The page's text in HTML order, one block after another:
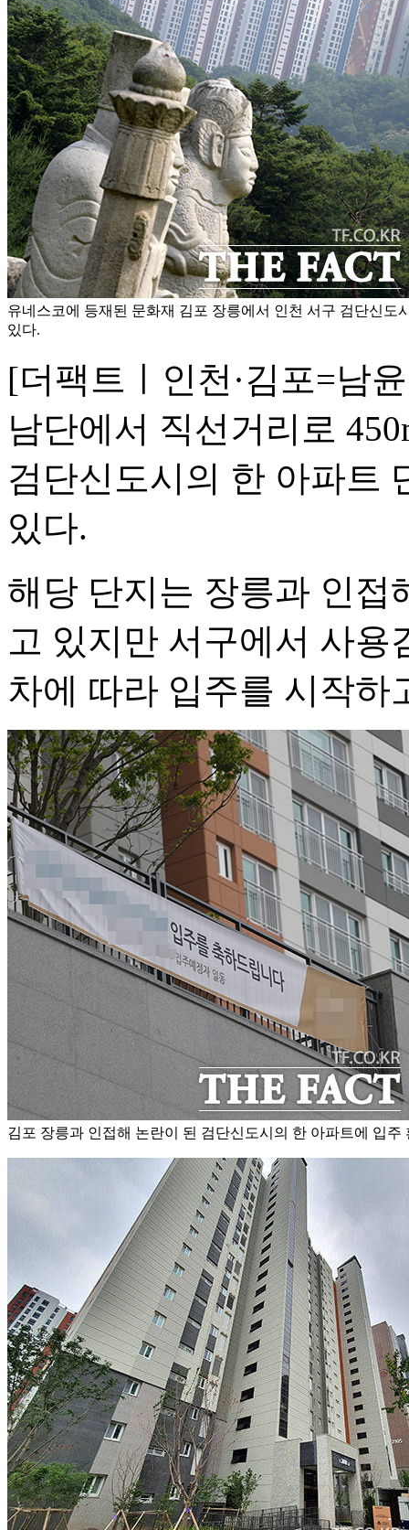
유네스코에 등재된 문화재 김포 장릉에서 인천 서구 검단신도
있다.
[더팩트ㅣ인천·김포=남
남단에서 직선거리로
검단신도시의 한 아파트
있다.
해당 단지는 장릉과 인접
고 있지만 서구에서 사용
차에 따라 입주를 시작하
김포 장릉과 인접해 논란이 된 검단신도시의 한 아파트에 입주